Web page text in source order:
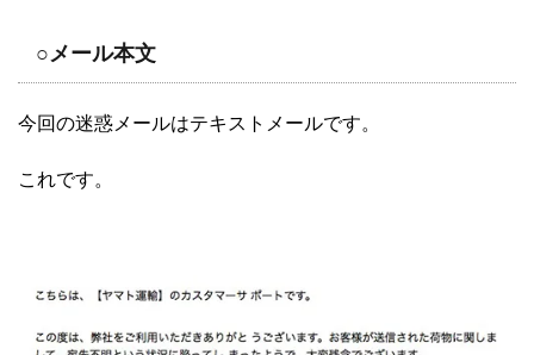
○メール本文
今回の迷惑メールはテキストメールです。
これです。